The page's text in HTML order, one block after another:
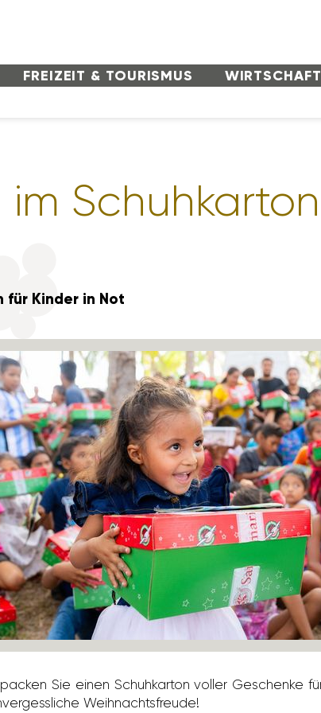
FREI­ZEIT & TOURISMUS WIRT­SCHAFT
Schuh­karton
Kinder in Not
Sie einen Schuh­karton voller Geschenke
Weih­nachts­freude!